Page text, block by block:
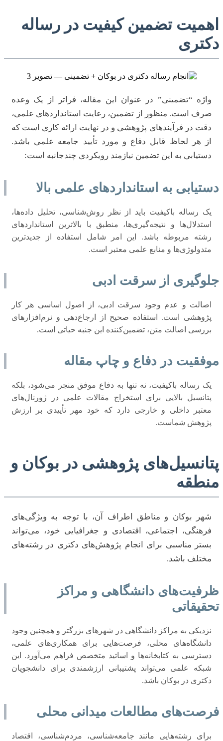
اهمیت تضمین کیفیت در رساله
دکتری
واژه “تضمینی” در عنوان این مقاله، فراتر از یک وعده
صرف است. منظور از تضمین، رعایت استانداردهای علمی،
دقت در فرآیندهای پژوهشی و در نهایت ارائه کاری است که
از هر لحاظ قابل دفاع و مورد تأیید جامعه علمی باشد.
دستیابی به این تضمین نیازمند رویکردی چندجانبه است:
دستیابی به استانداردهای علمی بالا
یک رساله باکیفیت باید از نظر روش‌شناسی، تحلیل داده‌ها،
استدلال‌ها و نتیجه‌گیری‌ها، منطبق با بالاترین استانداردهای
رشته مربوطه باشد. این امر شامل استفاده از جدیدترین
متدولوژی‌ها و منابع علمی معتبر است.
جلوگیری از سرقت ادبی
اصالت و عدم وجود سرقت ادبی، از اصول اساسی هر کار
پژوهشی است. استفاده صحیح از ارجاع‌دهی و نرم‌افزارهای
بررسی اصالت متن، تضمین‌کننده این جنبه حیاتی است.
موفقیت در دفاع و چاپ مقاله
یک رساله باکیفیت، نه تنها به دفاع موفق منجر می‌شود، بلکه
پتانسیل بالایی برای استخراج مقالات علمی در ژورنال‌های
معتبر داخلی و خارجی دارد که خود مهر تأییدی بر ارزش
پژوهش شماست.
پتانسیل‌های پژوهشی در بوکان و
منطقه
شهر بوکان و مناطق اطراف آن، با توجه به ویژگی‌های
فرهنگی، اجتماعی، اقتصادی و جغرافیایی خود، می‌تواند
بستر مناسبی برای انجام پژوهش‌های دکتری در رشته‌های
مختلف باشد.
ظرفیت‌های دانشگاهی و مراکز
تحقیقاتی
نزدیکی به مراکز دانشگاهی در شهرهای بزرگتر و همچنین وجود
دانشگاه‌های محلی، فرصت‌هایی برای همکاری‌های علمی،
دسترسی به کتابخانه‌ها و اساتید متخصص فراهم می‌آورد. این
شبکه علمی می‌تواند پشتیبانی ارزشمندی برای دانشجویان
دکتری در بوکان باشد.
فرصت‌های مطالعات میدانی محلی
برای رشته‌هایی مانند جامعه‌شناسی، مردم‌شناسی، اقتصاد